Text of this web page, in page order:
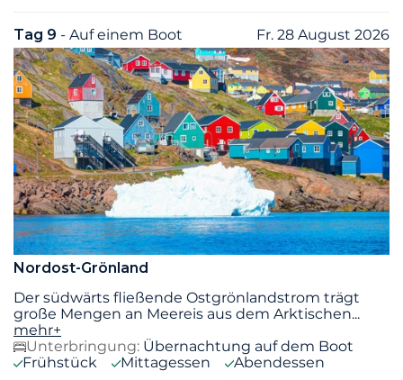
Tag 9 - Auf einem Boot Fr. 28 August 2026
Nordost-Grönland
Der südwärts fließende Ostgrönlandstrom trägt
große Mengen an Meereis aus dem Arktischen...
mehr+
Unterbringung: Übernachtung auf dem Boot
Frühstück
Mittagessen Abendessen